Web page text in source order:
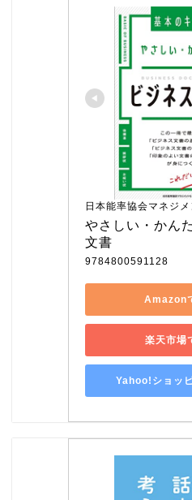
日本能率協会マネジ
やさしい・かん
文書
9784800591128
Amazon
楽天市場
Yahoo!ショッ